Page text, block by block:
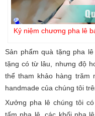
Kỷ niệm chương pha lê
Sản phẩm quà tặng pha
tặng có từ lâu, nhưng độ
thể tham khảo hàng trăm
handmade của chúng tôi
Xưởng pha lê chúng tôi